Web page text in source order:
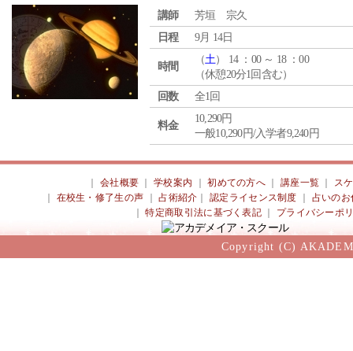
講師
芳垣 宗久
日程
9月 14日
時間
（土） 14 ：00 ～ 18 ：00
（休憩20分1回含む）
回数
全1回
料金
10,290円
一般10,290円/入学者9,240円
会社概要 ｜学校案内 ｜初めての方へ 講座一覧
ス
在校生・修了生の声 ｜占術紹介 ｜認定ライセンス制度
占いのお
｜特定商取引法に基づく表記 プライバシーポ
Copyright (C)